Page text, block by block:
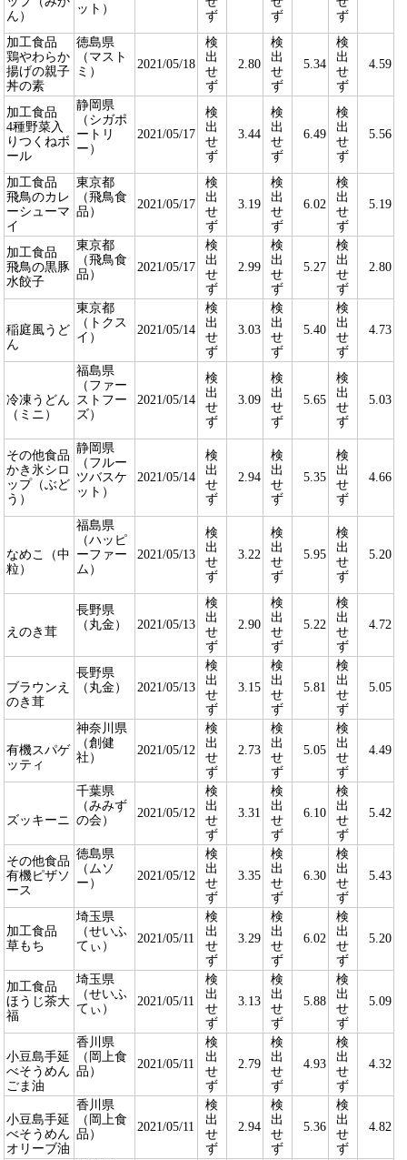
ん）
ット）
ず
ず
ず
加工食品
鶏やわらか
揚げの親子
丼の素
徳島県
（マスト
ミ）
2021/05/18
検
出
せ
ず
2.80
検
出
せ
ず
5.34
検
出
せ
ず
4.59
加工食品
4種野菜入
りつくねボ
ール
静岡県
（シガポ
ートリ
ー）
2021/05/17
検
出
せ
ず
3.44
検
出
せ
ず
6.49
検
出
せ
ず
5.56
加工食品
飛鳥のカレ
ーシューマ
イ
東京都
（飛鳥食
品）
2021/05/17
検
出
せ
ず
3.19
検
出
せ
ず
6.02
検
出
せ
ず
5.19
加工食品
飛鳥の黒豚
水餃子
東京都
（飛鳥食
品）
2021/05/17
検
出
せ
ず
2.99
検
出
せ
ず
5.27
検
出
せ
ず
2.80
稲庭風うど
ん
東京都
（トクス
イ）
2021/05/14
検
出
せ
ず
3.03
検
出
せ
ず
5.40
検
出
せ
ず
4.73
冷凍うどん
（ミニ）
福島県
（ファー
ストフー
ズ）
2021/05/14
検
出
せ
ず
3.09
検
出
せ
ず
5.65
検
出
せ
ず
5.03
その他食品
かき氷シロ
ップ（ぶど
う）
静岡県
（フルー
ツバスケ
ット）
2021/05/14
検
出
せ
ず
2.94
検
出
せ
ず
5.35
検
出
せ
ず
4.66
なめこ（中
粒）
福島県
（ハッピ
ーファー
ム）
2021/05/13
検
出
せ
ず
3.22
検
出
せ
ず
5.95
検
出
せ
ず
5.20
えのき茸
長野県
（丸金）
2021/05/13
検
出
せ
ず
2.90
検
出
せ
ず
5.22
検
出
せ
ず
4.72
ブラウンえ
のき茸
長野県
（丸金）
2021/05/13
検
出
せ
ず
3.15
検
出
せ
ず
5.81
検
出
せ
ず
5.05
有機スパゲ
ッティ
神奈川県
（創健
社）
2021/05/12
検
出
せ
ず
2.73
検
出
せ
ず
5.05
検
出
せ
ず
4.49
ズッキーニ
千葉県
（みみず
の会）
2021/05/12
検
出
せ
ず
3.31
検
出
せ
ず
6.10
検
出
せ
ず
5.42
その他食品
有機ピザソ
ース
徳島県
（ムソ
ー）
2021/05/12
検
出
せ
ず
3.35
検
出
せ
ず
6.30
検
出
せ
ず
5.43
加工食品
草もち
埼玉県
（せいふ
てぃ）
2021/05/11
検
出
せ
ず
3.29
検
出
せ
ず
6.02
検
出
せ
ず
5.20
加工食品
ほうじ茶大
福
埼玉県
（せいふ
てぃ）
2021/05/11
検
出
せ
ず
3.13
検
出
せ
ず
5.88
検
出
せ
ず
5.09
小豆島手延
べそうめん
ごま油
香川県
（岡上食
品）
2021/05/11
検
出
せ
ず
2.79
検
出
せ
ず
4.93
検
出
せ
ず
4.32
小豆島手延
べそうめん
オリーブ油
香川県
（岡上食
品）
2021/05/11
検
出
せ
ず
2.94
検
出
せ
ず
5.36
検
出
せ
ず
4.82